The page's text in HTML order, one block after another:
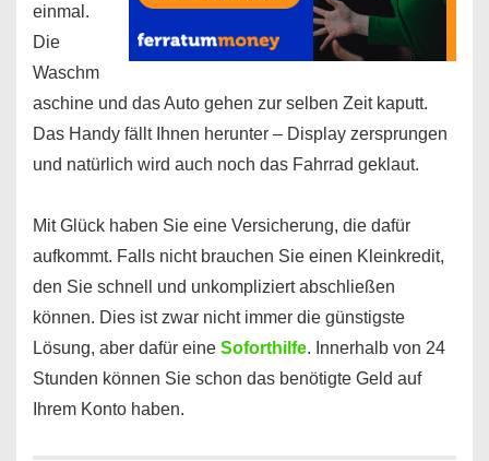
einmal.
Die
Waschm
aschine und das Auto gehen zur selben Zeit kaputt.
Das Handy fällt Ihnen herunter – Display zersprungen
und natürlich wird auch noch das Fahrrad geklaut.
Mit Glück haben Sie eine Versicherung, die dafür
aufkommt. Falls nicht brauchen Sie einen Kleinkredit,
den Sie schnell und unkompliziert abschließen
können. Dies ist zwar nicht immer die günstigste
Lösung, aber dafür eine Soforthilfe. Innerhalb von 24
Stunden können Sie schon das benötigte Geld auf
Ihrem Konto haben.